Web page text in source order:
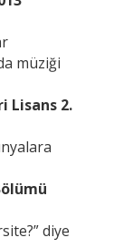
müziği
Lisans 2.
diye